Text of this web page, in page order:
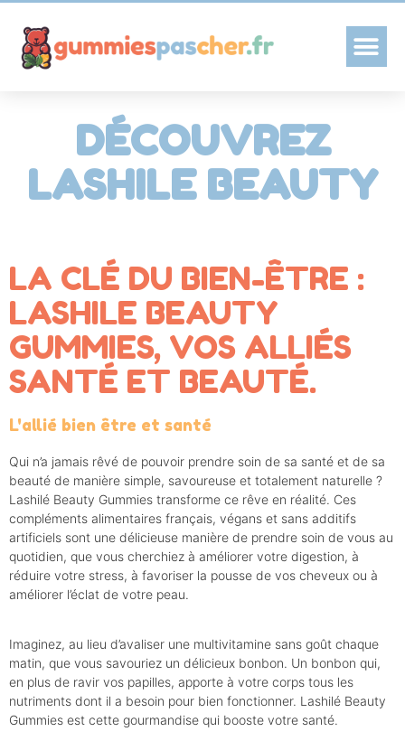
DÉCOUVREZ
LASHILE BEAUTY
LA CLÉ DU BIEN-ÊTRE :
LASHILE BEAUTY
GUMMIES, VOS ALLIÉS
SANTÉ ET BEAUTÉ.
L'allié bien être et santé
Qui n’a jamais rêvé de pouvoir prendre soin de sa santé et de sa
beauté de manière simple, savoureuse et totalement naturelle ?
Lashilé Beauty Gummies transforme ce rêve en réalité. Ces
compléments alimentaires français, végans et sans additifs
artificiels sont une délicieuse manière de prendre soin de vous au
quotidien, que vous cherchiez à améliorer votre digestion, à
réduire votre stress, à favoriser la pousse de vos cheveux ou à
améliorer l’éclat de votre peau.
Imaginez, au lieu d’avaliser une multivitamine sans goût chaque
matin, que vous savouriez un délicieux bonbon. Un bonbon qui,
en plus de ravir vos papilles, apporte à votre corps tous les
nutriments dont il a besoin pour bien fonctionner. Lashilé Beauty
Gummies est cette gourmandise qui booste votre santé.